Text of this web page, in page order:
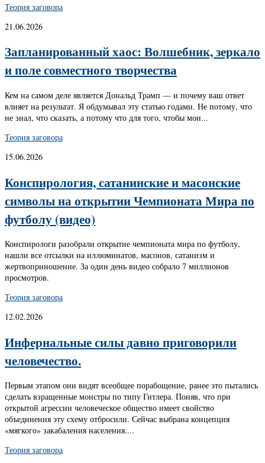
Теория заговора
21.06.2026
Запланированный хаос: Волшебник, зеркало
и поле совместного творчества
Кем на самом деле является Дональд Трамп — и почему ваш ответ
влияет на результат. Я обдумывал эту статью годами. Не потому, что
не знал, что сказать, а потому что для того, чтобы мои...
Теория заговора
15.06.2026
Конспирология, сатанинские и масонские
символы на открытии Чемпионата Мира по
футболу (видео)
Конспирологи разобрали открытие чемпионата мира по футболу,
нашли все отсылки на иллюминатов, масонов, сатанизм и
жертвоприношение. За один день видео собрало 7 миллионов
просмотров.
Теория заговора
12.02.2026
Инфернальные силы давно приговорили
человечество.
Первым этапом они видят всеобщее порабощение, ранее это пытались
сделать взращенные монстры по типу Гитлера. Поняв, что при
открытой агрессии человеческое общество имеет свойство
объединения эту схему отбросили. Сейчас выбрана концепция
«мягкого» закабаления населения....
Теория заговора